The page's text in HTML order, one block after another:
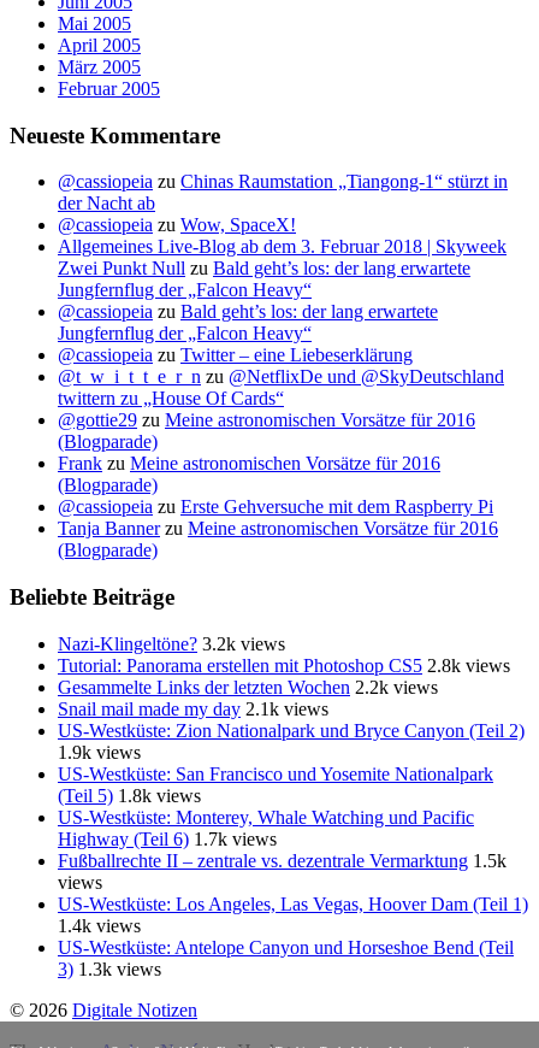
Mai 2005
April 2005
März 2005
Februar 2005
Neueste Kommentare
@cassiopeia zu Chinas Raumstation „Tiangong-1“ stürzt in
der Nacht ab
@cassiopeia zu Wow, SpaceX!
Allgemeines Live-Blog ab dem 3. Februar 2018 | Skyweek
Zwei Punkt Null zu Bald geht’s los: der lang erwartete
Jungfernflug der „Falcon Heavy“
@cassiopeia zu Bald geht’s los: der lang erwartete
Jungfernflug der „Falcon Heavy“
@cassiopeia zu Twitter – eine Liebeserklärung
@t_w_i_t_t_e_r_n zu @NetflixDe und @SkyDeutschland
twittern zu „House Of Cards“
@gottie29 zu Meine astronomischen Vorsätze für 2016
(Blogparade)
Frank zu Meine astronomischen Vorsätze für 2016
(Blogparade)
@cassiopeia zu Erste Gehversuche mit dem Raspberry Pi
Tanja Bannerzu Meine astronomischen Vorsätze für 2016
(Blogparade)
Beliebte Beiträge
Nazi-Klingeltöne? 3.2k views
Tutorial: Panorama erstellen mit Photoshop CS5 2.8k views
Gesammelte Links der letzten Wochen 2.2k views
Snail mail made my day 2.1k views
US-Westküste: Zion Nationalpark und Bryce Canyon (Teil 2)
1.9k views
US-Westküste: San Francisco und Yosemite Nationalpark
(Teil 5) 1.8k views
US-Westküste: Monterey, Whale Watching und Pacific
Highway (Teil 6) 1.7k views
Fußballrechte II – zentrale vs. dezentrale Vermarktung 1.5k
views
US-Westküste: Los Angeles, Las Vegas, Hoover Dam (Teil 1)
1.4k views
US-Westküste: Antelope Canyon und Horseshoe Bend (Teil
3) 1.3k views
© 2026 Digitale Notizen